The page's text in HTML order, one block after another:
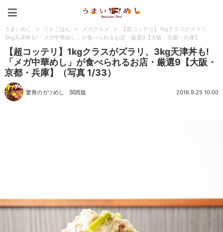
うまいめし > ソトごはん > メガグルメ >
【超コッテリ】1kgクラスがズラリ、
3kg天津丼も!「メガ中華めし」が食べられるお店・厳選9【大阪・京都・兵庫】
【超コッテリ】1kgクラスがズラリ、3kg天津丼も!
「メガ中華めし」が食べられるお店・厳選9【大阪・
京都・兵庫】（写真 1/33）
驚胃のガツめし 関西版 2016.9.25 10:00